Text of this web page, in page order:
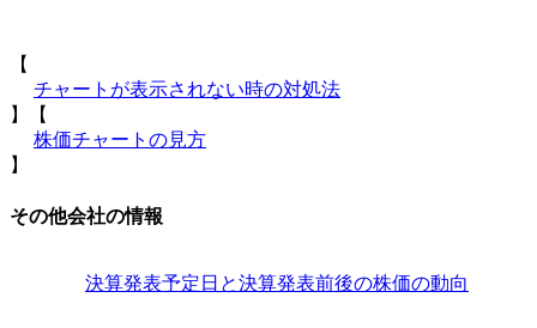
【
チャートが表示されない時の対処法
】【
株価チャートの見方
】
その他会社の情報
決算発表予定日と決算発表前後の株価の動向